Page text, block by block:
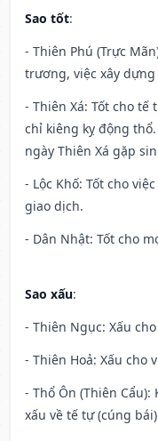
Sao tốt:
- Thiên Phú (Trực
trương, việc xây
- Thiên Xá: Tốt cho tế
chỉ kiêng kỵ động
ngày Thiên Xá gặp
- Lộc Khố: Tốt cho
giao dịch.
- Dân Nhật: Tốt cho
Sao xấu:
- Thiên Ngục: Xấu
- Thiên Hoả: Xấu cho
- Thổ Ôn (Thiên
xấu về tế tự (cúng